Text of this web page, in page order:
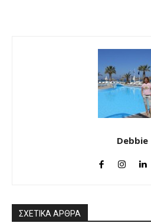
Debbie
ΣΧΕΤΙΚΑ ΑΡΘΡΑ